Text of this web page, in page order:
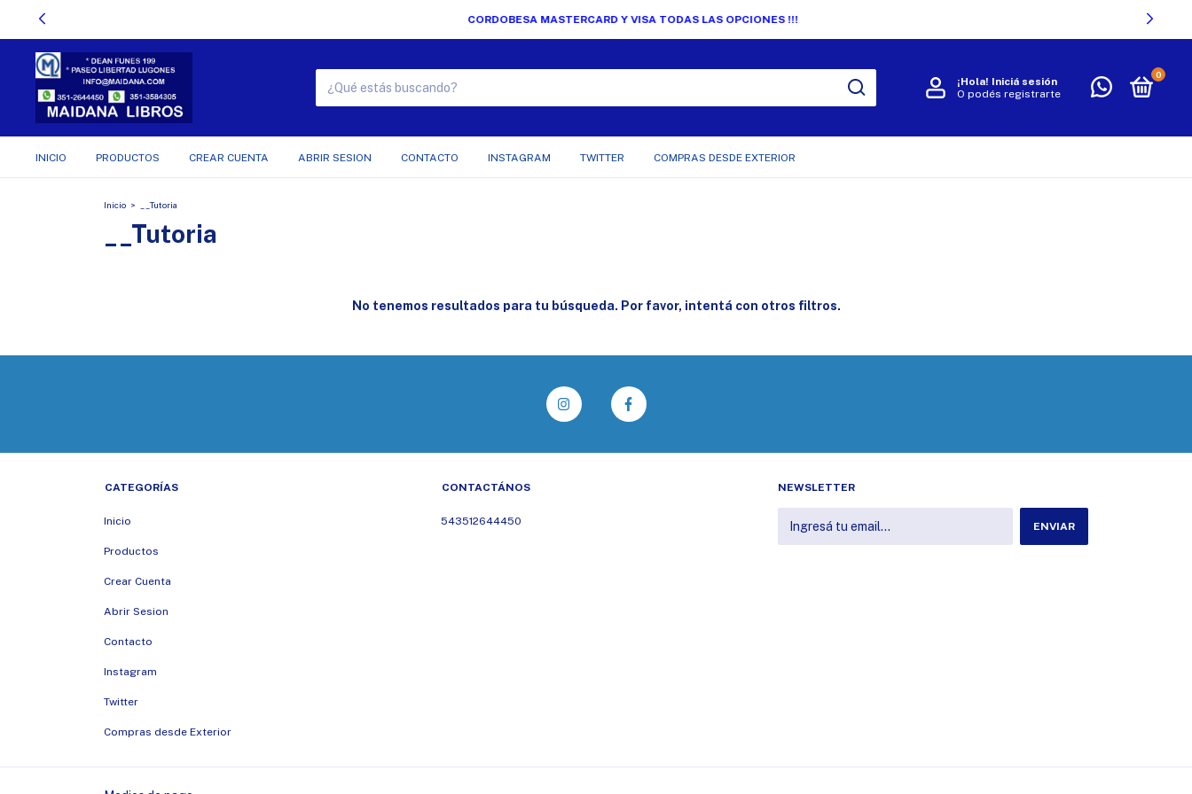
CORDOBESA MASTERCARD Y VISA TODAS LAS OPCIONES !!!
¡Hola! Iniciá sesión
O podés registrarte
0
INICIO PRODUCTOS CREAR CUENTA ABRIR SESION CONTACTO INSTAGRAM TWITTER COMPRAS DESDE EXTERIOR
Inicio > __Tutoria
__Tutoria
No tenemos resultados para tu búsqueda. Por favor, intentá con otros filtros.
CATEGORÍAS
Inicio
Productos
Crear Cuenta
Abrir Sesion
Contacto
Instagram
Twitter
Compras desde Exterior
CONTACTÁNOS
543512644450
NEWSLETTER